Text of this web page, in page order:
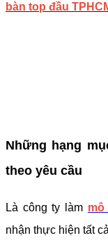
bàn top đầu
Những hạng
theo yêu cầu
Là công ty làm
nhận thực hiện tất